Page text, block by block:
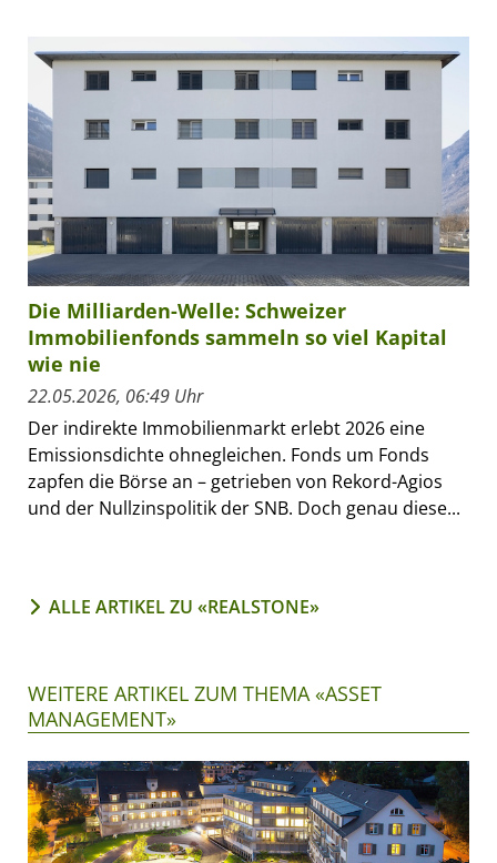
Die Milliarden-Welle: Schweizer
Immobilienfonds sammeln so viel Kapital
wie nie
22.05.2026, 06:49 Uhr
Der indirekte Immobilienmarkt erlebt 2026 eine
Emissionsdichte ohnegleichen. Fonds um Fonds
zapfen die Börse an – getrieben von Rekord-Agios
und der Nullzinspolitik der SNB. Doch genau diese...
ALLE ARTIKEL ZU «REALSTONE»
WEITERE ARTIKEL ZUM THEMA «ASSET
MANAGEMENT»